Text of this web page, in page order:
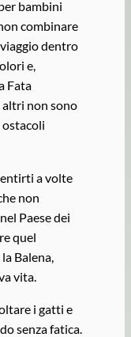
bambini
combinare
dentro
e,
Fata
non sono
ostacoli
a volte
non
Paese dei
quel
Balena,
vita.
i gatti e
senza fatica.